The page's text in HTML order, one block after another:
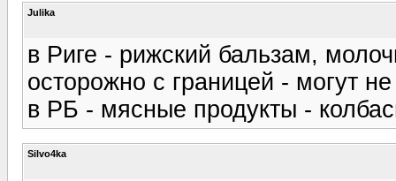
Julika
в Риге - рижский бальзам,
осторожно с границей - могут не
в РБ - мясные продукты -
Silvo4ka